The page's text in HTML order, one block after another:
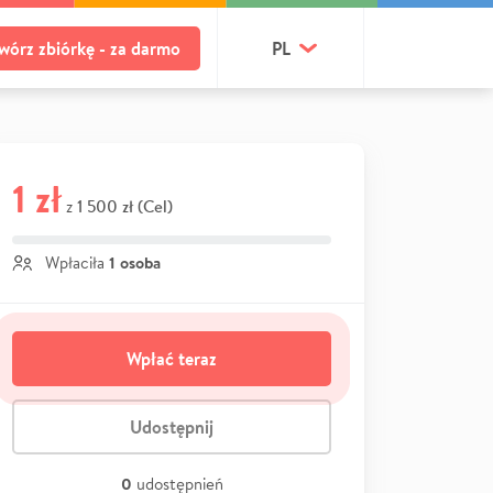
zbiórkę - za darmo PL
1 zł z 1 500 zł (Cel)
Wpłaciła 1 osoba
Wpłać teraz
Udostępnij
0 udostępnień